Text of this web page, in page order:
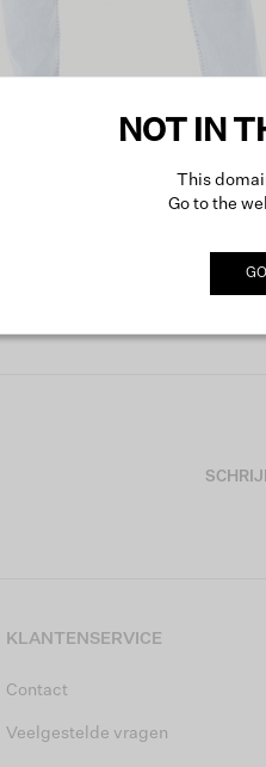
KLANTENSERVICE
Contact
Veelgestelde vragen
NOT IN
This
Go to the